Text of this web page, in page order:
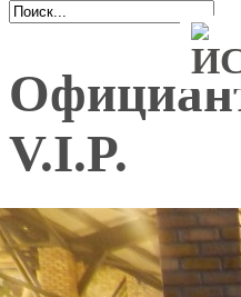
V.I.P.